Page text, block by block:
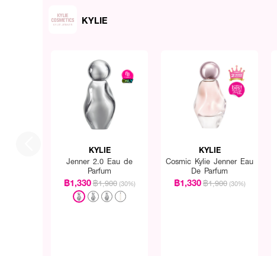
KYLIE
KYLIE
Jenner 2.0 Eau de
Parfum
฿1,330฿1,900 (30%)
KYLIE
Cosmic Kylie Jenner Eau
De Parfum
฿1,330฿1,900 (30%)